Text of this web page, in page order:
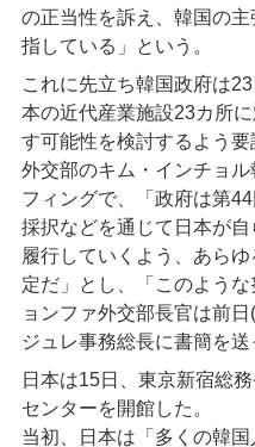
の正当性を訴え、韓国の
指している」という。
これに先立ち韓国政府は
本の近代産業施設23カ所
す可能性を検討するよう要
外交部のキム・インチョ
フィングで、「政府は第
採択などを通じて日本が
履行していくよう、あら
定だ」とし、「このよう
ョンファ外交部長官は前
ジュレ事務総長に書簡を送
日本は15日、東京新宿総
センターを開館した。
当初、日本は「多くの韓